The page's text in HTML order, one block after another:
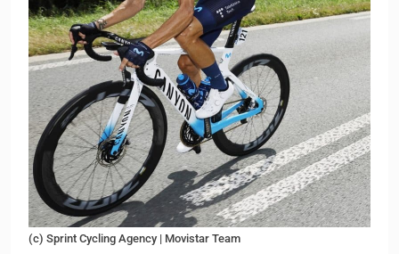
(c) Sprint Cycling Agency | Movistar Team